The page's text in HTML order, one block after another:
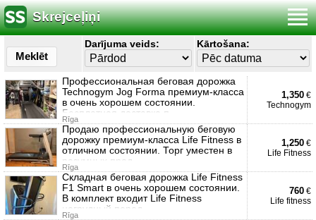
Skrejceļiņi
Meklēt
Darījuma veids: Kārtošana:
Профессиональная беговая дорожка
Technogym Jog Forma премиум-класса
в очень хорошем состоянии.
Бесплатная доставка п
Rīga
1,350 €
Technogym
Продаю профессиональную беговую
дорожку премиум-класса Life Fitness в
отличном состоянии. Торг уместен в
разумных пред
Rīga
1,250 €
Life Fitness
Складная беговая дорожка Life Fitness
F1 Smart в очень хорошем состоянии.
В комплект входит Life Fitness
нагрудный перед
Rīga
760 €
Life fitness